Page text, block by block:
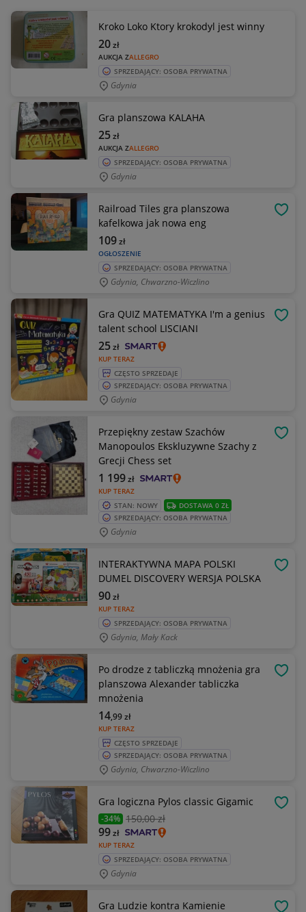
Kroko Loko Ktory krokodyl jest winny
AUKCJA ZALLEGRO
20zł
SPRZEDAJĄCY: OSOBA PRYWATNA
Gdynia
Gra planszowa KALAHA
AUKCJA ZALLEGRO
25zł
SPRZEDAJĄCY: OSOBA PRYWATNA
Gdynia
Railroad Tiles gra planszowa
kafelkowa jak nowa eng
OGŁOSZENIE
109zł
SPRZEDAJĄCY: OSOBA PRYWATNA
Gdynia, Chwarzno-Wiczlino
Gra QUIZ MATEMATYKA I'm a genius
talent school LISCIANI
KUP TERAZ
25zł
CZĘSTO SPRZEDAJE
SPRZEDAJĄCY: OSOBA PRYWATNA
Gdynia
Przepiękny zestaw Szachów
Manopoulos Ekskluzywne Szachy z
Grecji Chess set
KUP TERAZ
1 199zł
STAN: NOWY
DOSTAWA 0 ZŁ
SPRZEDAJĄCY: OSOBA PRYWATNA
Gdynia
INTERAKTYWNA MAPA POLSKI
DUMEL DISCOVERY WERSJA POLSKA
KUP TERAZ
90zł
SPRZEDAJĄCY: OSOBA PRYWATNA
Gdynia, Mały Kack
Po drodze z tabliczką mnożenia gra
planszowa Alexander tabliczka
mnożenia
KUP TERAZ
14,99zł
CZĘSTO SPRZEDAJE
SPRZEDAJĄCY: OSOBA PRYWATNA
Gdynia, Chwarzno-Wiczlino
Gra logiczna Pylos classic Gigamic
-34% 150,00 zł
KUP TERAZ
99zł
SPRZEDAJĄCY: OSOBA PRYWATNA
Gdynia
Gra Ludzie kontra Kamienie